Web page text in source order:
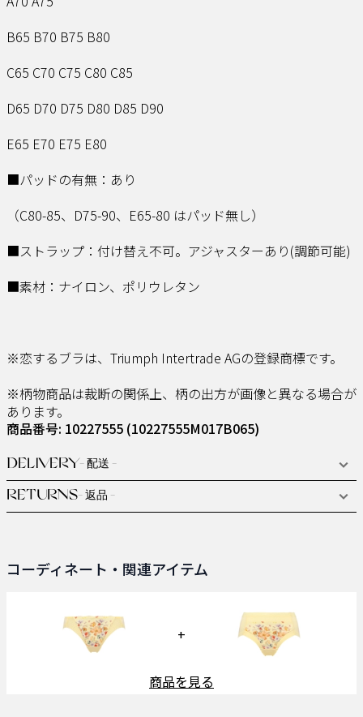
B65 B70 B75 B80
C65 C70 C75 C80 C85
D65 D70 D75 D80 D85 D90
E65 E70 E75 E80
■パッドの有無：あり
（C80-85、D75-90、E65-80 はパッド無し）
■ストラップ：付け替え不可。アジャスターあり(調節可能)
■素材：ナイロン、ポリウレタン
※恋するブラは、Triumph Intertrade AGの登録商標です。
※柄物商品は裁断の関係上、柄の出方が画像と異なる場合が
あります。
商品番号: 10227555 (10227555M017B065)
DELIVERY- 配送 -
RETURNS- 返品 -
コーディネート・関連アイテム
+
商品を見る